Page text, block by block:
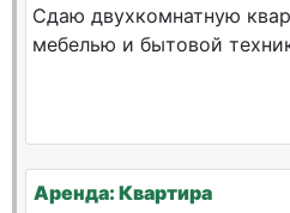
Сдаю двухкомнатную
мебелью и бытовой
Аренда: Квартира